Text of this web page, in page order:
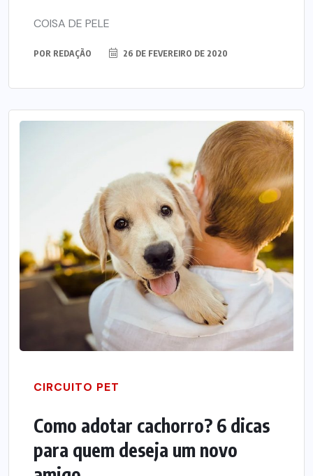
COISA DE PELE
POR REDAÇÃO 26 DE FEVEREIRO DE 2020
CIRCUITO PET
Como adotar cachorro? 6 dicas
para quem deseja um novo